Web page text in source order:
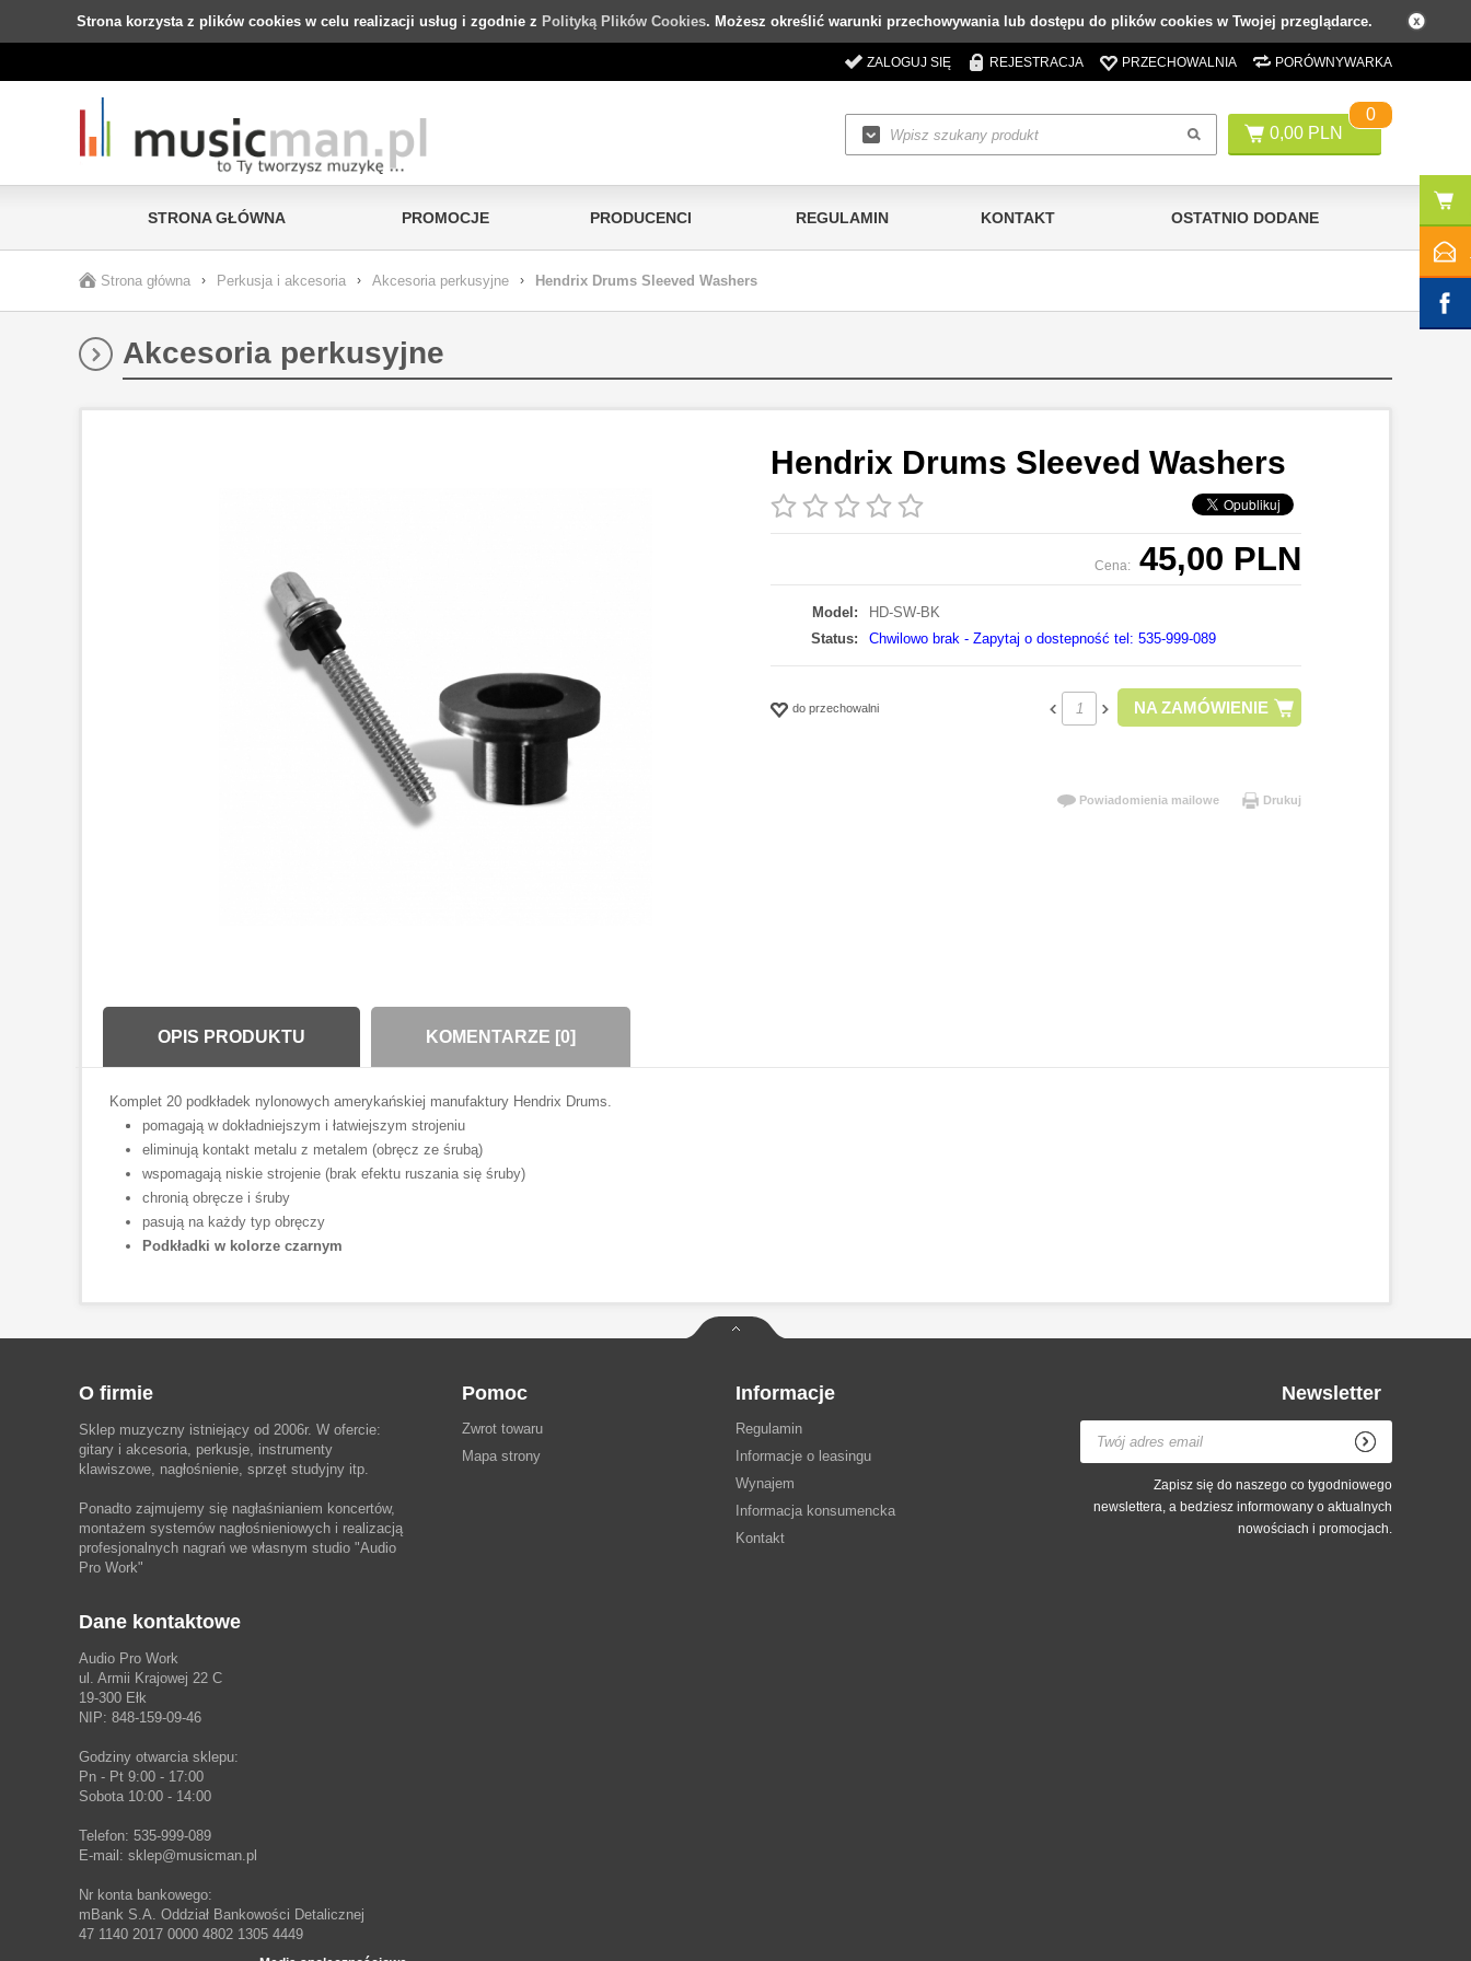
Strona korzysta z plików cookies w celu realizacji usług i zgodnie z Polityką Plików Cookies. Możesz określić warunki przechowywania lub dostępu do plików cookies w Twojej przeglądarce.
ZALOGUJ SIĘ REJESTRACJA PRZECHOWALNIA PORÓWNYWARKA
0,00 PLN
0
STRONA GŁÓWNA PROMOCJE PRODUCENCI REGULAMIN KONTAKT OSTATNIO DODANE
Strona główna › Perkusja i akcesoria › Akcesoria perkusyjne › Hendrix Drums Sleeved Washers
Akcesoria perkusyjne
Hendrix Drums Sleeved Washers
Cena: 45,00 PLN
Model:
HD-SW-BK
Status:
Chwilowo brak - Zapytaj o dostepność tel: 535-999-089
do przechowalni NA ZAMÓWIENIE
Powiadomienia mailowe Drukuj
OPIS PRODUKTU KOMENTARZE [0]
Komplet 20 podkładek nylonowych amerykańskiej manufaktury Hendrix Drums.
pomagają w dokładniejszym i łatwiejszym strojeniu
eliminują kontakt metalu z metalem (obręcz ze śrubą)
wspomagają niskie strojenie (brak efektu ruszania się śruby)
chronią obręcze i śruby
pasują na każdy typ obręczy
Podkładki w kolorze czarnym
Newsletter
Zapisz się do naszego co tygodniowego
newslettera, a bedziesz informowany o aktualnych
nowościach i promocjach.
Informacje
Regulamin
Informacje o leasingu
Wynajem
Informacja konsumencka
Kontakt
Pomoc
Zwrot towaru
Mapa strony
O firmie
Sklep muzyczny istniejący od 2006r. W ofercie:
gitary i akcesoria, perkusje, instrumenty
klawiszowe, nagłośnienie, sprzęt studyjny itp.
Ponadto zajmujemy się nagłaśnianiem koncertów,
montażem systemów nagłośnieniowych i realizacją
profesjonalnych nagrań we własnym studio "Audio
Pro Work"
Dane kontaktowe
Audio Pro Work
ul. Armii Krajowej 22 C
19-300 Ełk
NIP: 848-159-09-46
Godziny otwarcia sklepu:
Pn - Pt 9:00 - 17:00
Sobota 10:00 - 14:00
Telefon: 535-999-089
E-mail: sklep@musicman.pl
Nr konta bankowego:
mBank S.A. Oddział Bankowości Detalicznej
47 1140 2017 0000 4802 1305 4449